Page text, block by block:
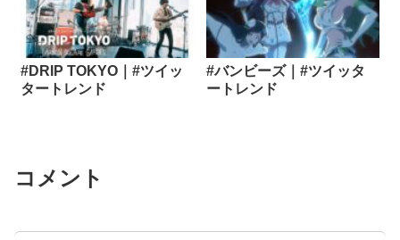
#DRIP TOKYO｜#ツイッ
タートレンド
#バンビーズ｜#ツイッタ
ートレンド
コメント